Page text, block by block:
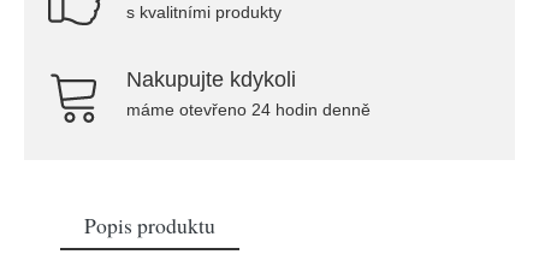
s kvalitními produkty
Nakupujte kdykoli
máme otevřeno 24 hodin denně
Popis produktu